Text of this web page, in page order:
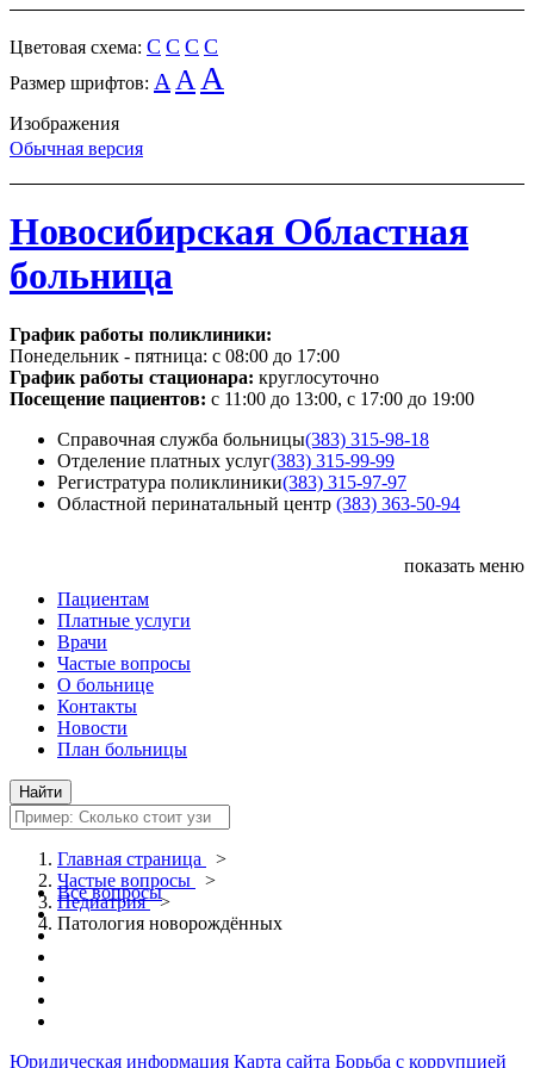
Цветовая схема: C C C C
Размер шрифтов: A A A
Изображения
Обычная версия
Новосибирская Областная
больница
График работы поликлиники:
Понедельник - пятница: с 08:00 до 17:00
График работы стационара: круглосуточно
Посещение пациентов: с 11:00 до 13:00, с 17:00 до 19:00
Справочная служба больницы(383) 315-98-18
Отделение платных услуг(383) 315-99-99
Регистратура поликлиники(383) 315-97-97
Областной перинатальный центр (383) 363-50-94
показать меню
Пациентам
Платные услуги
Врачи
Частые вопросы
О больнице
Контакты
Новости
План больницы
Главная страница
>
Частые вопросы
>
Педиатрия>
Патология новорождённых
Все вопросы
Юридическая информация Карта сайта Борьба с коррупцией